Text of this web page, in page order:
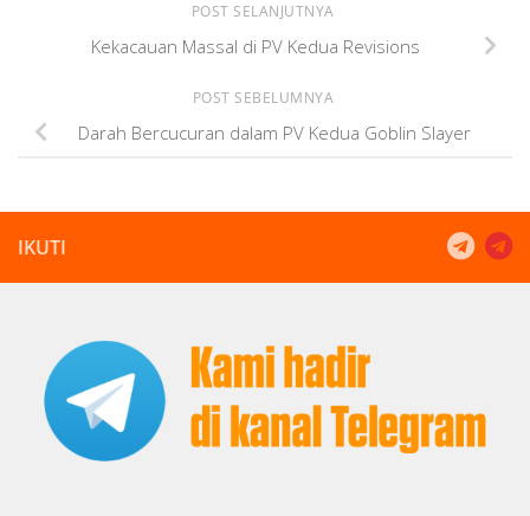
POST SELANJUTNYA
Kekacauan Massal di PV Kedua Revisions
POST SEBELUMNYA
Darah Bercucuran dalam PV Kedua Goblin Slayer
IKUTI